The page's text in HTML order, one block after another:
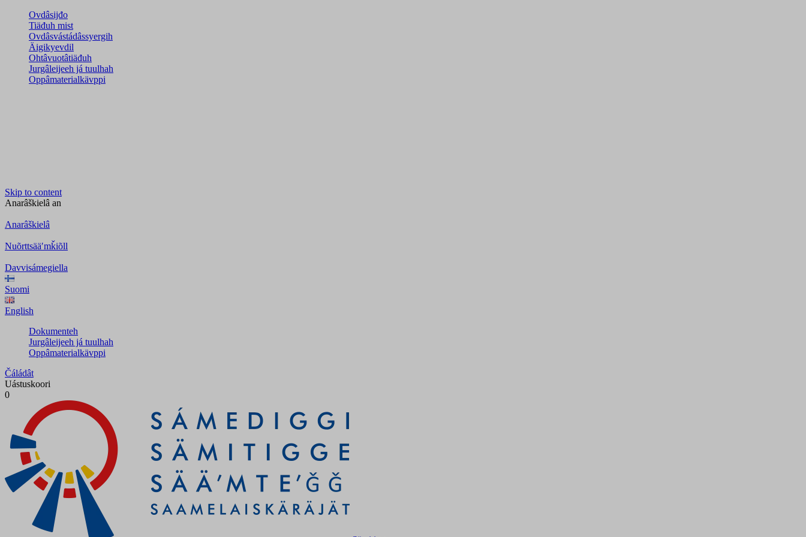
Ovdâsijđo
Tiäđuh mist
Ovdâsvástádâssyergih
Äigikyevdil
Ohtâvuotâtiäđuh
Jurgâleijeeh já tuulhah
Oppâmaterialkävppi
Skip to content
Anarâškielâ an
Anarâškielâ
Nuõrttsääʹmǩiõll
Davvisámegiella
Suomi
English
Dokumenteh
Jurgâleijeeh já tuulhah
Oppâmaterialkävppi
Čáládât
Uástuskoori
0